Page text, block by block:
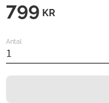
799 KR
Antal